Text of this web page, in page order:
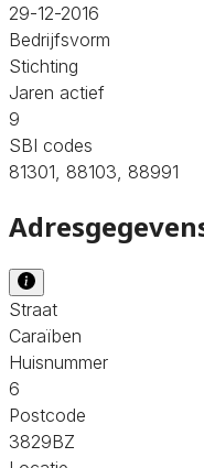
29-12-2016
Bedrijfsvorm
Stichting
Jaren actief
9
SBI codes
81301, 88103, 88991
Straat
Caraïben
Huisnummer
6
Postcode
3829BZ